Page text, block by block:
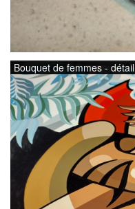
Bouquet de femmes - détail